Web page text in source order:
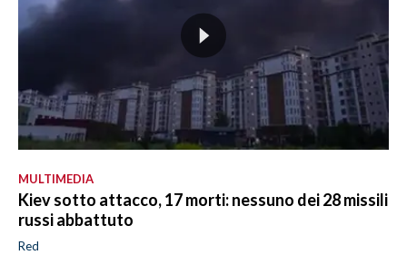
MULTIMEDIA
Kiev sotto attacco, 17 morti: nessuno dei 28 missili
russi abbattuto
Red